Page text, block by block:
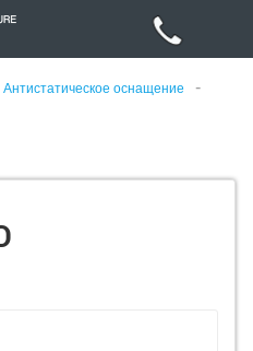
Антистатическое оснащение -